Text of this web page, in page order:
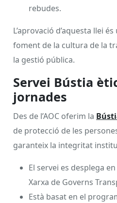
rebudes.
L’aprovació d’aquesta llei
foment de la cultura de la
la gestió pública.
Servei Bústia
jornades
Des de l’AOC oferim la
de protecció de les
garanteix la integritat
El servei es desplega
Xarxa de Governs
Està basat en el